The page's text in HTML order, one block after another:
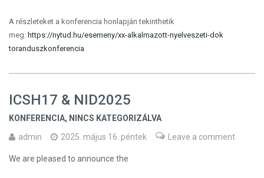
A részleteket a konferencia honlapján tekinthetik
meg: https://nytud.hu/esemeny/xx-alkalmazott-nyelveszeti-dok
toranduszkonferencia
ICSH17 & NID2025
KONFERENCIA, NINCS KATEGORIZÁLVA
admin
2025. május 16. péntek Leave a comment
We are pleased to announce the